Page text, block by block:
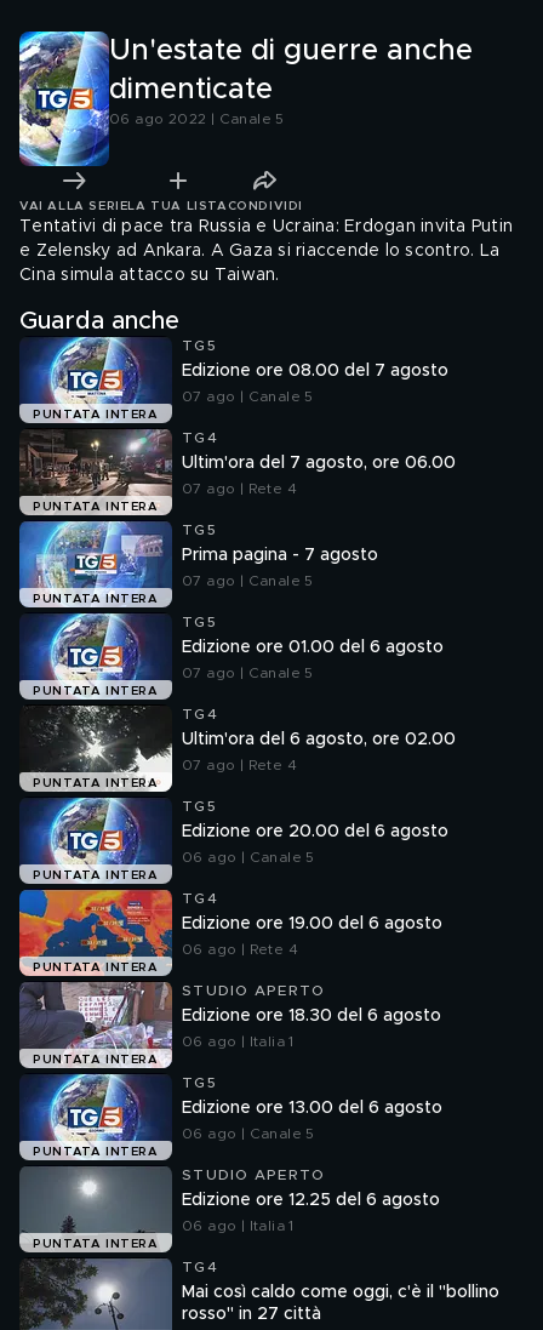
Un'estate di guerre anche
dimenticate
06 ago 2022 | Canale 5
VAI ALLA SERIE LA TUA LISTA CONDIVIDI
Tentativi di pace tra Russia e Ucraina: Erdogan invita Putin
e Zelensky ad Ankara. A Gaza si riaccende lo scontro. La
Cina simula attacco su Taiwan.
Guarda anche
PUNTATA INTERA
TG5
Edizione ore 08.00 del 7 agosto
07 ago | Canale 5
PUNTATA INTERA
TG4
Ultim'ora del 7 agosto, ore 06.00
07 ago | Rete 4
PUNTATA INTERA
TG5
Prima pagina - 7 agosto
07 ago | Canale 5
PUNTATA INTERA
TG5
Edizione ore 01.00 del 6 agosto
07 ago | Canale 5
PUNTATA INTERA
TG4
Ultim'ora del 6 agosto, ore 02.00
07 ago | Rete 4
PUNTATA INTERA
TG5
Edizione ore 20.00 del 6 agosto
06 ago | Canale 5
PUNTATA INTERA
TG4
Edizione ore 19.00 del 6 agosto
06 ago | Rete 4
PUNTATA INTERA
STUDIO APERTO
Edizione ore 18.30 del 6 agosto
06 ago | Italia 1
PUNTATA INTERA
TG5
Edizione ore 13.00 del 6 agosto
06 ago | Canale 5
PUNTATA INTERA
STUDIO APERTO
Edizione ore 12.25 del 6 agosto
06 ago | Italia 1
TG4
Mai così caldo come oggi, c'è il "bollino
rosso" in 27 città